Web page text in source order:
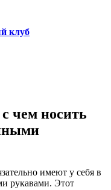
клуб
чем носить
имеют у себя в
рукавами. Этот